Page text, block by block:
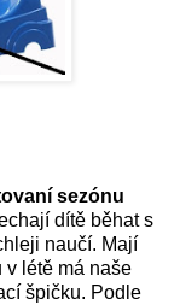
sezónu
dítě běhat s
naučí. Mají
v létě má naše
špičku. Podle